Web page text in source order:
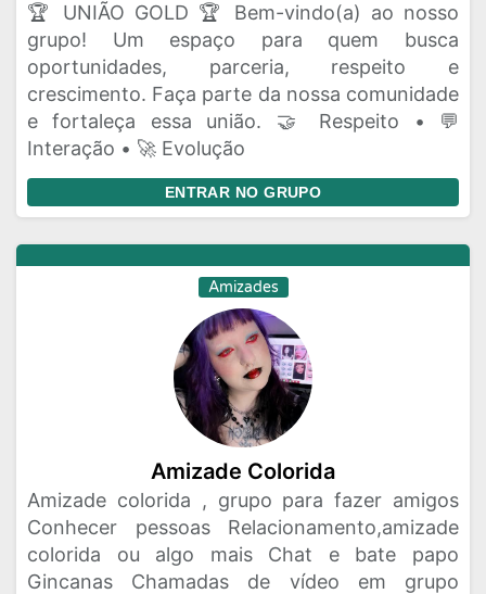
🏆 UNIÃO GOLD 🏆 Bem-vindo(a) ao nosso
grupo! Um espaço para quem busca
oportunidades, parceria, respeito e
crescimento. Faça parte da nossa comunidade
e fortaleça essa união. 🤝 Respeito • 💬
Interação • 🚀 Evolução
ENTRAR NO GRUPO
Amizades
Amizade Colorida
Amizade colorida , grupo para fazer amigos
Conhecer pessoas Relacionamento,amizade
colorida ou algo mais Chat e bate papo
Gincanas Chamadas de vídeo em grupo